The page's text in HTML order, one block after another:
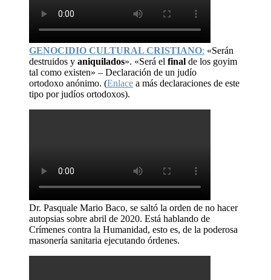
GENOCIDIO CULTURAL CRISTIANO: «Serán
destruidos y aniquilados». «Será el final de los goyim
tal como existen» – Declaración de un judío
ortodoxo anónimo. (Enlace a más declaraciones de este
tipo por judíos ortodoxos).
Dr. Pasquale Mario Baco, se saltó la orden de no hacer
autopsias sobre abril de 2020. Está hablando de
Crímenes contra la Humanidad, esto es, de la poderosa
masonería sanitaria ejecutando órdenes.